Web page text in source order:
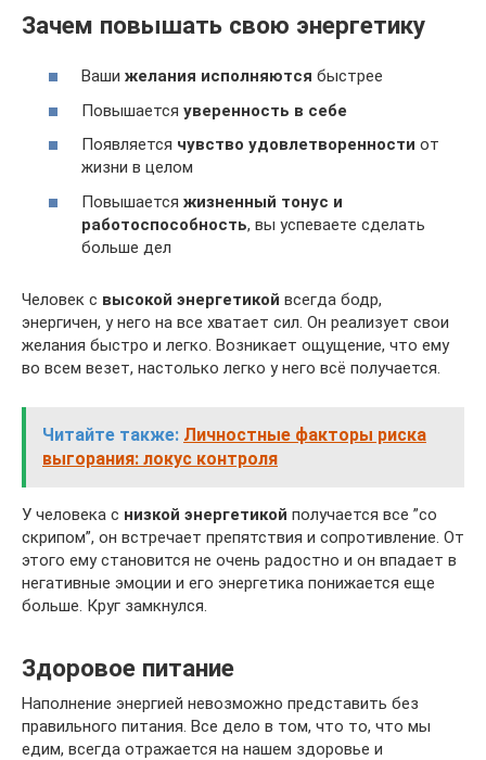
Зачем повышать свою энергетику
Ваши желания исполняются быстрее
Повышается уверенность в себе
Появляется чувство удовлетворенности от
жизни в целом
Повышается жизненный тонус и
работоспособность, вы успеваете сделать
больше дел
Человек с высокой энергетикой всегда бодр,
энергичен, у него на все хватает сил. Он реализует свои
желания быстро и легко. Возникает ощущение, что ему
во всем везет, настолько легко у него всё получается.
Читайте также: Личностные факторы риска
выгорания: локус контроля
У человека с низкой энергетикой получается все ”со
скрипом”, он встречает препятствия и сопротивление. От
этого ему становится не очень радостно и он впадает в
негативные эмоции и его энергетика понижается еще
больше. Круг замкнулся.
Здоровое питание
Наполнение энергией невозможно представить без
правильного питания. Все дело в том, что то, что мы
едим, всегда отражается на нашем здоровье и